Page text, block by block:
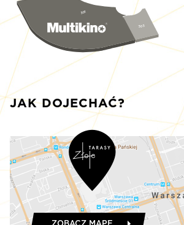
303
301
JAK DOJECHAĆ?